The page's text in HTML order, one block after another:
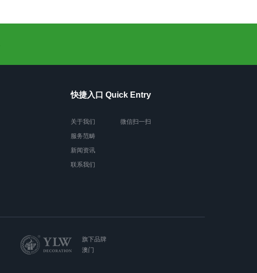
快捷入口 Quick Entry
关于我们
服务范畴
新闻资讯
联系我们
微信扫一扫
旗下品牌
澳门